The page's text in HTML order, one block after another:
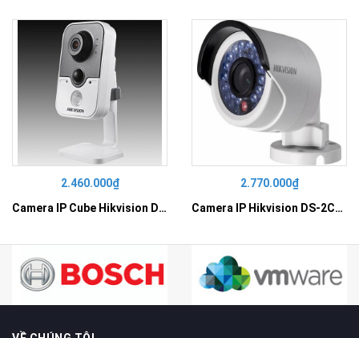
2.460.000₫
Camera IP Cube Hikvision DS-2CD2410F-I
2.770.000₫
Camera IP Hikvision DS-2CD2010F-I